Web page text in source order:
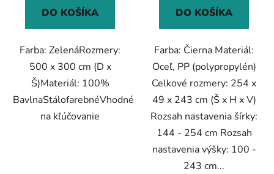
DO KOŠÍKA
Farba: ZelenáRozmery:
500 x 300 cm (D x
Š)Materiál: 100%
BavlnaStálofarebnéVhodné
na kľúčovanie
DO KOŠÍKA
Farba: Čierna Materiál:
Oceľ, PP (polypropylén)
Celkové rozmery: 254 x
49 x 243 cm (Š x H x V)
Rozsah nastavenia šírky:
144 - 254 cm Rozsah
nastavenia výšky: 100 -
243 cm...